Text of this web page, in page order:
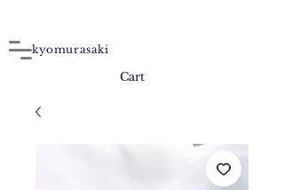
kyomurasaki
Cart